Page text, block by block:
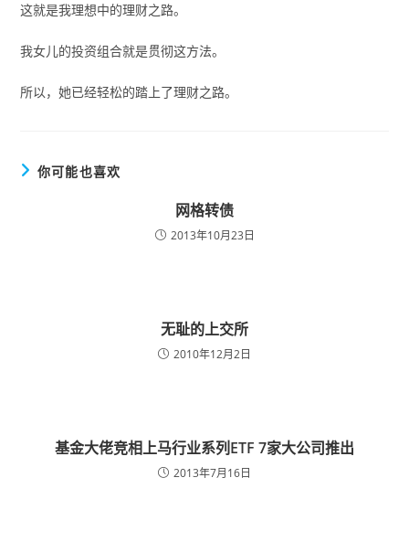
这就是我理想中的理财之路。
我女儿的投资组合就是贯彻这方法。
所以，她已经轻松的踏上了理财之路。
你可能也喜欢
网格转债
2013年10月23日
无耻的上交所
2010年12月2日
基金大佬竞相上马行业系列ETF 7家大公司推出
2013年7月16日